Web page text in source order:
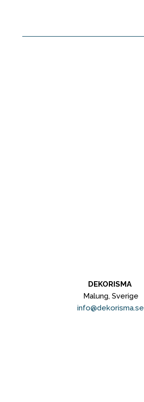
DEKORISMA
Malung, Sverige
info@dekorisma.se